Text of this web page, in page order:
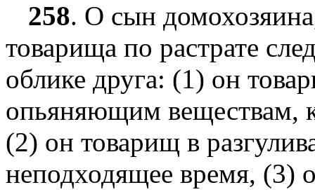
258. О сын
товарища по растрате
облике друга: (1) он
опьяняющим веществам,
(2) он товарищ в
неподходящее время, (3)